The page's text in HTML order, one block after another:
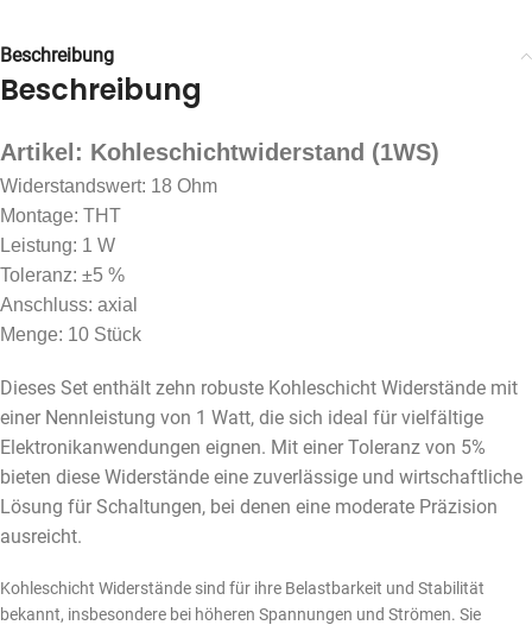
Beschreibung
Beschreibung
Artikel: Kohleschichtwiderstand (1WS)
Widerstandswert: 18 Ohm
Montage: THT
Leistung: 1 W
Toleranz: ±5 %
Anschluss: axial
Menge: 10 Stück
Dieses Set enthält zehn robuste Kohleschicht Widerstände mit
einer Nennleistung von 1 Watt, die sich ideal für vielfältige
Elektronikanwendungen eignen. Mit einer Toleranz von 5%
bieten diese Widerstände eine zuverlässige und wirtschaftliche
Lösung für Schaltungen, bei denen eine moderate Präzision
ausreicht.
Kohleschicht Widerstände sind für ihre Belastbarkeit und Stabilität
bekannt, insbesondere bei höheren Spannungen und Strömen. Sie